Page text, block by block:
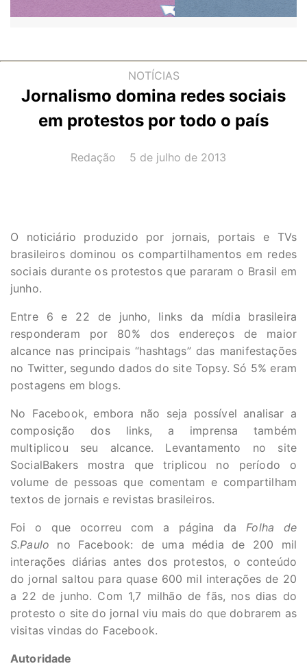
NOTÍCIAS
Jornalismo domina redes sociais
em protestos por todo o país
AUTOR(A):
Redação DATA:
5 de julho de 2013
O noticiário produzido por jornais, portais e TVs
brasileiros dominou os compartilhamentos em redes
sociais durante os protestos que pararam o Brasil em
junho.
Entre 6 e 22 de junho, links da mídia brasileira
responderam por 80% dos endereços de maior
alcance nas principais “hashtags” das manifestações
no Twitter, segundo dados do site Topsy. Só 5% eram
postagens em blogs.
No Facebook, embora não seja possível analisar a
composição dos links, a imprensa também
multiplicou seu alcance. Levantamento no site
SocialBakers mostra que triplicou no período o
volume de pessoas que comentam e compartilham
textos de jornais e revistas brasileiros.
Foi o que ocorreu com a página daFolha de
S.Paulo no Facebook: de uma média de 200 mil
interações diárias antes dos protestos, o conteúdo
do jornal saltou para quase 600 mil interações de 20
a 22 de junho. Com 1,7 milhão de fãs, nos dias do
protesto o site do jornal viu mais do que dobrarem as
visitas vindas do Facebook.
Autoridade